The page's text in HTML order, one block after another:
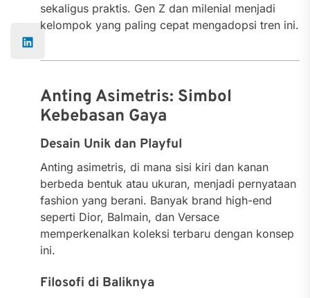
sekaligus praktis. Gen Z dan milenial menjadi
kelompok yang paling cepat mengadopsi tren ini.
Anting Asimetris: Simbol
Kebebasan Gaya
Desain Unik dan Playful
Anting asimetris, di mana sisi kiri dan kanan
berbeda bentuk atau ukuran, menjadi pernyataan
fashion yang berani. Banyak brand high-end
seperti Dior, Balmain, dan Versace
memperkenalkan koleksi terbaru dengan konsep
ini.
Filosofi di Baliknya